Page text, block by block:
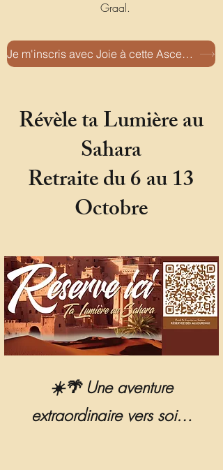
Graal.
Je m'inscris avec Joie à cette Ascension !
Révèle ta Lumière au
Sahara
Retraite du 6 au 13
Octobre
☀️🌴 Une aventure
extraordinaire vers soi…